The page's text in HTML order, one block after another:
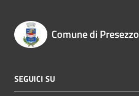
Comune di Presezzo
SEGUICI SU